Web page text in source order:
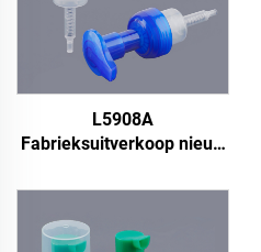
L5908A
Fabrieksuitverkoop nieuw
blauw
groothandelsfoampomp,
kunststof foampomp, 0,8